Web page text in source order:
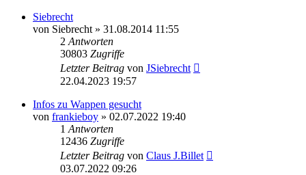
Siebrecht
von Siebrecht » 31.08.2014 11:55
2 Antworten
30803 Zugriffe
Letzter Beitrag von JSiebrecht
22.04.2023 19:57
Infos zu Wappen gesucht
von frankieboy » 02.07.2022 19:40
1 Antworten
12436 Zugriffe
Letzter Beitrag von Claus J.Billet
03.07.2022 09:26